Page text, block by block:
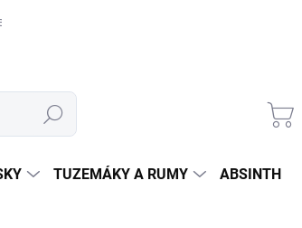
na míru
Hledat
TUZEMÁKY A RUMY ABSINTH